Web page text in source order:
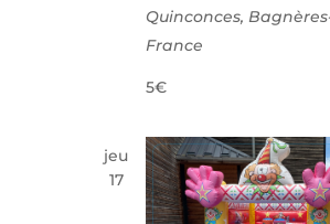
Quinconces,
France
5€
jeu
17